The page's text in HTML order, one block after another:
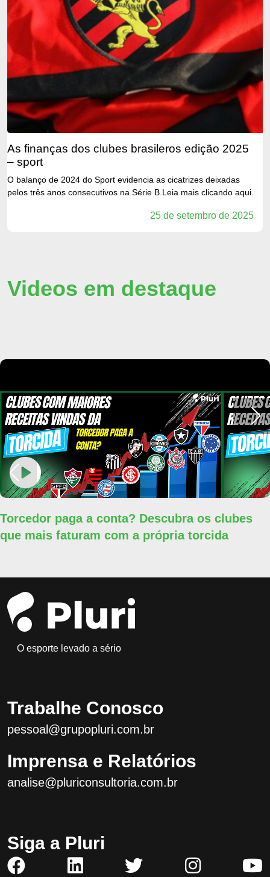
as finanças dos clubes brasileros edição 2025
– sport
O balanço de 2024 do Sport evidencia as cicatrizes deixadas
pelos três anos consecutivos na Série B.Leia mais clicando aqui.
25 de setembro de 2025
Videos em destaque
Torcedor paga a conta? Descubra os clubes
que mais faturam com a própria torcida
O esporte levado a sério
Trabalhe Conosco
pessoal@grupopluri.com.br
Imprensa e Relatórios
analise@pluriconsultoria.com.br
Siga a Pluri